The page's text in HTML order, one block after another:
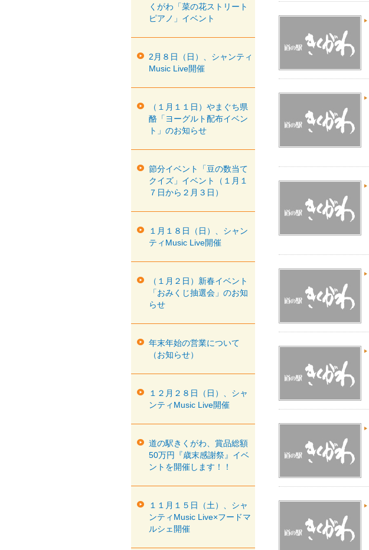
くがわ「菜の花ストリート
ピアノ」イベント
2月８日（日）、シャンティ
Music Live開催
（１月１１日）やまぐち県
酪「ヨーグルト配布イベン
ト」のお知らせ
節分イベント「豆の数当て
クイズ」イベント（１月１
７日から２月３日）
１月１８日（日）、シャン
ティMusic Live開催
（１月２日）新春イベント
「おみくじ抽選会」のお知
らせ
年末年始の営業について
（お知らせ）
１２月２８日（日）、シャ
ンティMusic Live開催
道の駅きくがわ、賞品総額
50万円『歳末感謝祭』イベ
ントを開催します！！
１１月１５日（土）、シャ
ンティMusic Live×フードマ
ルシェ開催